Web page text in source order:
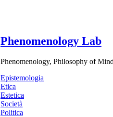
Phenomenology Lab
Phenomenology, Philosophy of
Epistemologia
Etica
Estetica
Società
Politica